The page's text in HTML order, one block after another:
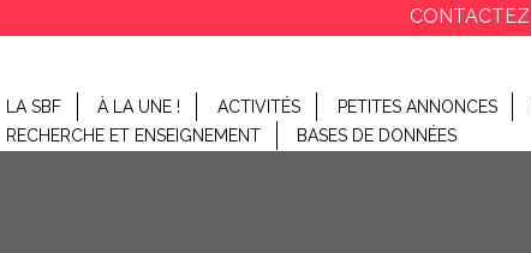
LA SBF À LA UNE ! ACTIVITÉS PETITES ANNONCES
RECHERCHE ET ENSEIGNEMENT
BASES DE DONNÉES